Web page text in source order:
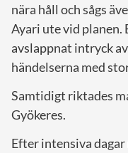
nära håll och sågs
Ayari ute vid
avslappnat intryck
händelserna med
Samtidigt riktades
Gyökeres.
Efter intensiva